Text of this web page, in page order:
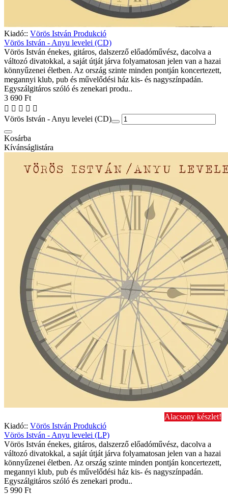
Kiadó:: Vörös István Produkció
Vörös István - Anyu levelei (CD)
Vörös István énekes, gitáros, dalszerző előadóművész, dacolva a
változó divatokkal, a saját útját járva folyamatosan jelen van a hazai
könnyűzenei életben. Az ország szinte minden pontján koncertezett,
megannyi klub, pub és művelődési ház kis- és nagyszínpadán.
Egyszálgitáros szóló és zenekari produ..
3 690 Ft
Vörös István - Anyu levelei (CD)
Kosárba
Kívánságlistára
Alacsony készlet!
Kiadó:: Vörös István Produkció
Vörös István - Anyu levelei (LP)
Vörös István énekes, gitáros, dalszerző előadóművész, dacolva a
változó divatokkal, a saját útját járva folyamatosan jelen van a hazai
könnyűzenei életben. Az ország szinte minden pontján koncertezett,
megannyi klub, pub és művelődési ház kis- és nagyszínpadán.
Egyszálgitáros szóló és zenekari produ..
5 990 Ft